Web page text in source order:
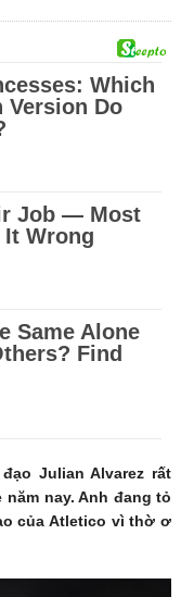
Julian Alvarez rất
năm nay. Anh đang tỏ
của Atletico vì thờ ơ